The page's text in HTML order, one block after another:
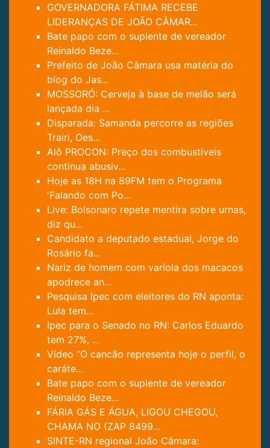
GOVERNADORA FÁTIMA RECEBE
LIDERANÇAS DE JOÃO CÂMAR...
Bate papo com o suplente de vereador
Reinaldo Beze...
Prefeito de João Câmara usa matéria do
blog do Jas...
MOSSORÓ: Cerveja à base de melão será
lançada dia ...
Disparada: Samanda percorre as regiões
Trairi, Oes...
Alô PROCON: Preço dos combustíveis
continua abusiv...
Hoje as 18H na 89FM tem o Programa
'Falando com Po...
Live: Bolsonaro repete mentira sobre urnas,
diz qu...
Candidato a deputado estadual, Jorge do
Rosário fa...
Nariz de homem com varíola dos macacos
apodrece an...
Pesquisa Ipec com eleitores do RN aponta:
Lula tem...
Ipec para o Senado no RN: Carlos Eduardo
tem 27%, ...
Vídeo "O cancão representa hoje o perfil, o
caráte...
Bate papo com o suplente de vereador
Reinaldo Beze...
FÁRIA GÁS E ÁGUA, LIGOU CHEGOU,
CHAMA NO (ZAP 8499...
SINTE-RN regional João Câmara: